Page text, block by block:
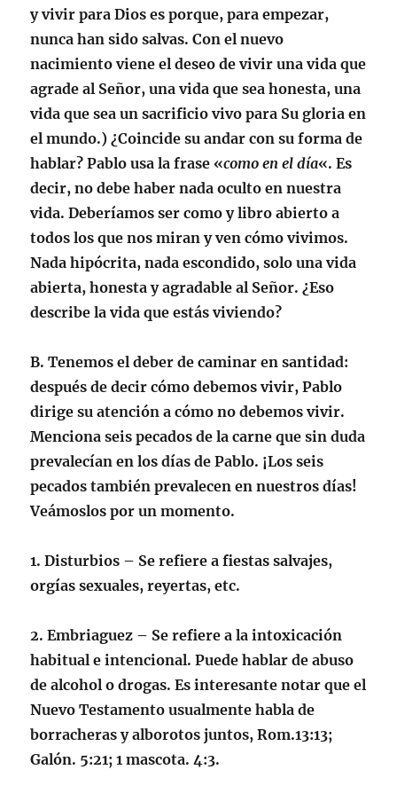
y vivir para Dios es porque, para empezar,
nunca han sido salvas. Con el nuevo
nacimiento viene el deseo de vivir una vida que
agrade al Señor, una vida que sea honesta, una
vida que sea un sacrificio vivo para Su gloria en
el mundo.) ¿Coincide su andar con su forma de
hablar? Pablo usa la frase «como en el día«. Es
decir, no debe haber nada oculto en nuestra
vida. Deberíamos ser como y libro abierto a
todos los que nos miran y ven cómo vivimos.
Nada hipócrita, nada escondido, solo una vida
abierta, honesta y agradable al Señor. ¿Eso
describe la vida que estás viviendo?
B.Tenemos el deber de caminar en santidad:
después de decir cómo debemos vivir, Pablo
dirige su atención a cómo no debemos vivir.
Menciona seis pecados de la carne que sin duda
prevalecían en los días de Pablo. ¡Los seis
pecados también prevalecen en nuestros días!
Veámoslos por un momento.
1.Disturbios – Se refiere a fiestas salvajes,
orgías sexuales, reyertas, etc.
2.Embriaguez – Se refiere a la intoxicación
habitual e intencional. Puede hablar de abuso
de alcohol o drogas. Es interesante notar que el
Nuevo Testamento usualmente habla de
borracheras y alborotos juntos,Rom.13:13;
Galón. 5:21; 1 mascota. 4:3.